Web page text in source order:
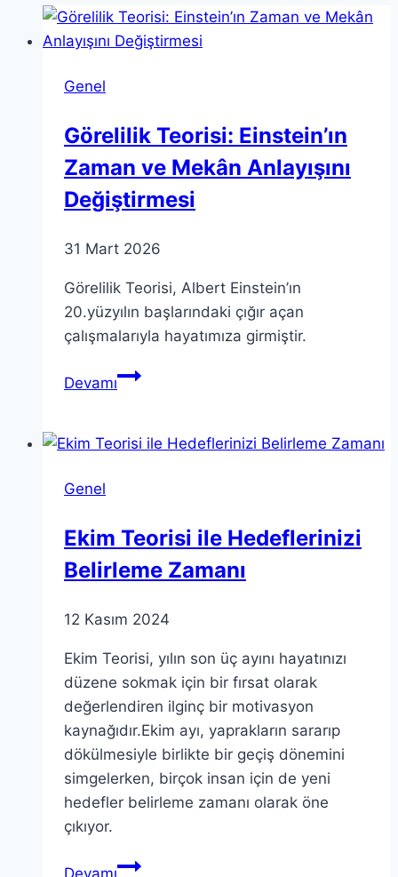
Genel
Görelilik Teorisi: Einstein’ın
Zaman ve Mekân Anlayışını
Değiştirmesi
31 Mart 2026
Görelilik Teorisi, Albert Einstein’ın
20.yüzyılın başlarındaki çığır açan
çalışmalarıyla hayatımıza girmiştir.
DevamıGörelilik
Zaman
Değiştirmesi
Genel
Ekim Teorisi ile Hedeflerinizi
Belirleme Zamanı
12 Kasım 2024
Ekim Teorisi, yılın son üç ayını hayatınızı
düzene sokmak için bir fırsat olarak
değerlendiren ilginç bir motivasyon
kaynağıdır.Ekim ayı, yaprakların sararıp
dökülmesiyle birlikte bir geçiş dönemini
simgelerken, birçok insan için de yeni
hedefler belirleme zamanı olarak öne
çıkıyor.
DevamıEkim